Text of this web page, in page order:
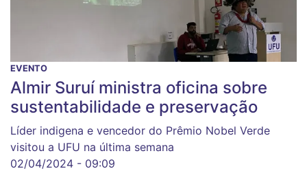
EVENTO
Almir Suruí ministra oficina sobre
sustentabilidade e preservação
Líder indigena e vencedor do Prêmio Nobel Verde
visitou a UFU na última semana
02/04/2024 - 09:09